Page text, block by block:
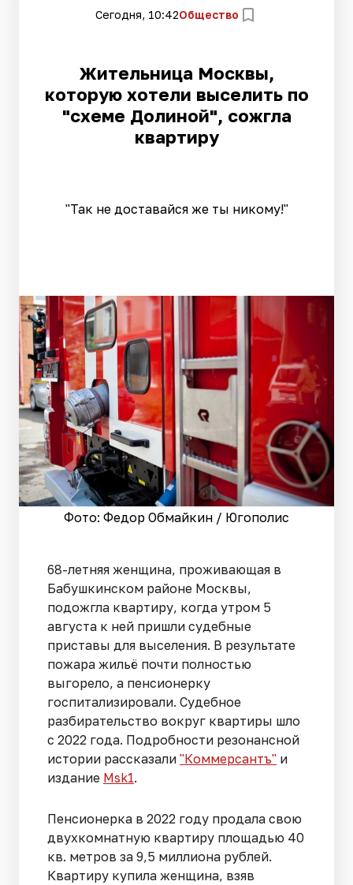
Сегодня, 10:42Общество
Жительница Москвы,
которую хотели выселить по
"схеме Долиной", сожгла
квартиру
"Так не доставайся же ты никому!"
Фото: Федор Обмайкин / Югополис
68-летняя женщина, проживающая в
Бабушкинском районе Москвы,
подожгла квартиру, когда утром 5
августа к ней пришли судебные
приставы для выселения. В результате
пожара жильё почти полностью
выгорело, а пенсионерку
госпитализировали. Судебное
разбирательство вокруг квартиры шло
с 2022 года. Подробности резонансной
истории рассказали "Коммерсантъ" и
издание Msk1.
Пенсионерка в 2022 году продала свою
двухкомнатную квартиру площадью 40
кв. метров за 9,5 миллиона рублей.
Квартиру купила женщина, взяв